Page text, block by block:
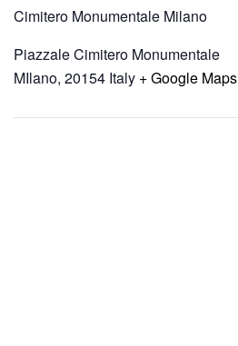
Cimitero Monumentale Milano
Piazzale Cimitero Monumentale
MIlano, 20154 Italy + Google Maps